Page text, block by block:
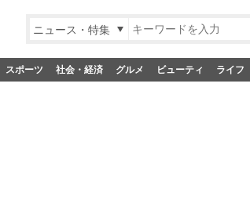
ニュース・特集
スポーツ 社会・経済 グルメ ビューティ ライフ